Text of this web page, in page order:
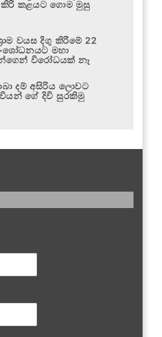
කිරි කළයට ගොම මුසු
වයස දිගු කිරීමේ 22
මහා
විරෝධයක් නෑ
දම් අසිරිය ලොවට
ගේ දිවි සුරකිමු